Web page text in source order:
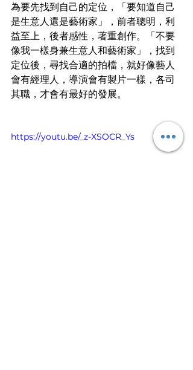
為要先找到自己的定位，「要知道自己
是生意人還是藝術家」，前者聰明，利
益至上，後者感性，著重創作。「不要
像我一樣身兼生意人和藝術家」，找到
定位後，尋找合適的拍檔，就好像藝人
會有經理人，導演會有製片一樣，各司
其職，才會有最好的發展。
https://youtu.be/_z-XSOCR_Ys